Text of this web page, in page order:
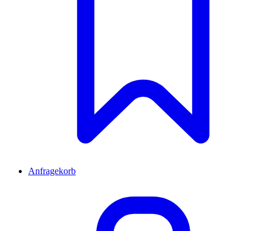
Anfragekorb